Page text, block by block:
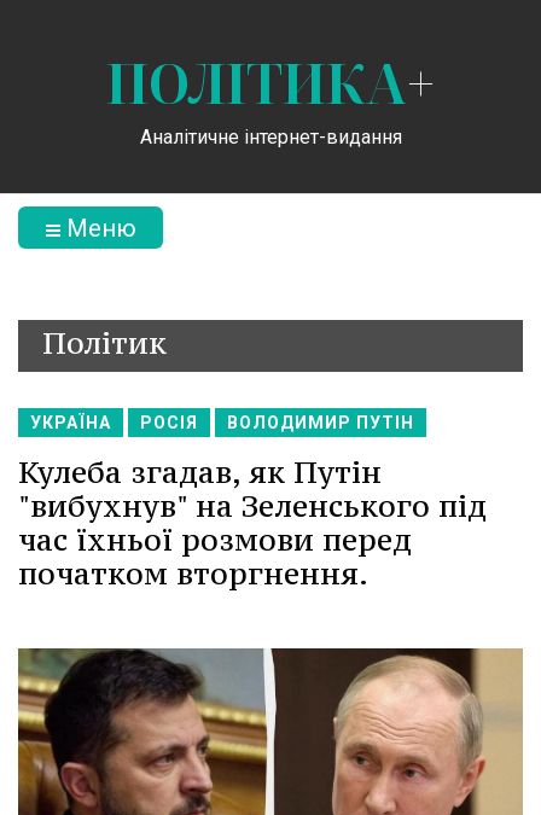
ПОЛІТИКА+
Аналітичне інтернет-видання
Меню
Політик
УКРАЇНА РОСІЯ ВОЛОДИМИР ПУТІН
Кулеба згадав, як Путін
"вибухнув" на Зеленського під
час їхньої розмови перед
початком вторгнення.